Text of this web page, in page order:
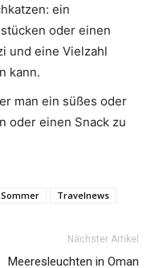
ein
oder einen
und eine Vielzahl
kann.
man ein süßes oder
oder einen Snack zu
Sommer Travelnews
Nächster Artikel
Meeresleuchten in Oman